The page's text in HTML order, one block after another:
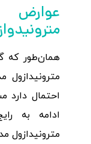
عوارض
همان‌طور که
احتمال دارد
ادامه به
مترونیدازول